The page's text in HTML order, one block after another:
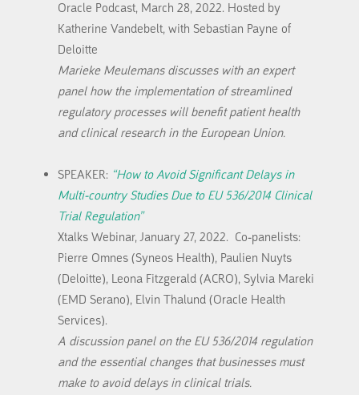
Oracle Podcast, March 28, 2022. Hosted by
Katherine Vandebelt, with Sebastian Payne of
Deloitte
Marieke Meulemans discusses with an expert
panel how the implementation of streamlined
regulatory processes will benefit patient health
and clinical research in the European Union.
SPEAKER: “How to Avoid Significant Delays in
Multi-country Studies Due to EU 536/2014 Clinical
Trial Regulation”
Xtalks Webinar, January 27, 2022. Co-panelists:
Pierre Omnes (Syneos Health), Paulien Nuyts
(Deloitte), Leona Fitzgerald (ACRO), Sylvia Mareki
(EMD Serano), Elvin Thalund (Oracle Health
Services).
A discussion panel on the EU 536/2014 regulation
and the essential changes that businesses must
make to avoid delays in clinical trials.